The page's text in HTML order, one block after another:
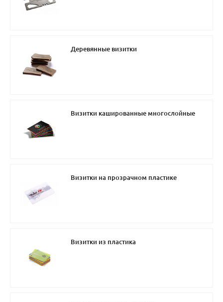
Деревянные визитки
Визитки кашированные многослойные
Визитки на прозрачном пластике
Визитки из пластика